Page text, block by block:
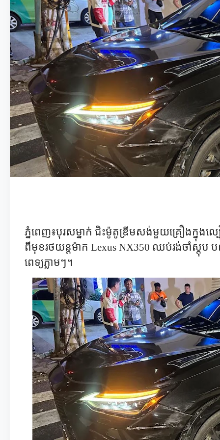
ភ្នំពេញ៖បុរសម្នាក់ ជិះម៉ូតូឌ្រីមសង់មួយគ្រឿងក្នុង
ពីមុខរថយន្តម៉ាក Lexus NX350 ឈប់រង់ចាំស្តុប ប
ពេទ្យភ្លាមៗ។